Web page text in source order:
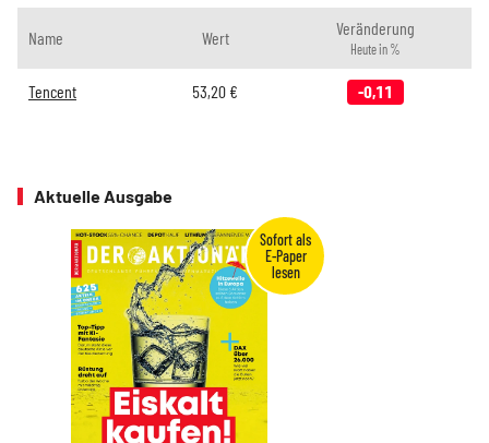
Name Wert Veränderung
Heute in %
Tencent 53,20 € -0,11
Aktuelle Ausgabe